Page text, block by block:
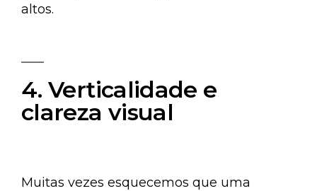
altos.
4. Verticalidade e
clareza visual
Muitas vezes esquecemos que uma